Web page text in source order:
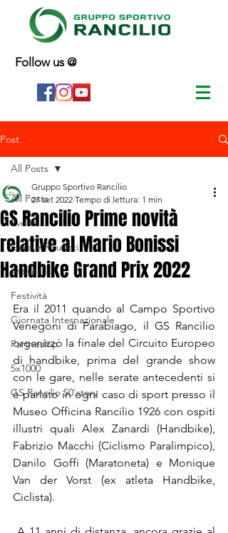
Follow us @
Post
All Posts
Eventi
Gare e Risultati
Attività
Festività
Giornata Internazionale
Partneship
5x1000
GS Rancilio 50'story
All Posts
GS Rancilio Prime novità
relative al Mario Bonissi
Handbike Grand Prix 2022
Gruppo Sportivo Rancilio
27 set 2022 Tempo di lettura: 1 min
Era il 2011 quando al Campo Sportivo
Venegoni di Parabiago, il GS Rancilio
organizzò la finale del Circuito Europeo
di handbike, prima del grande show
con le gare, nelle serate antecedenti si
è parlato in ogni caso di sport presso il
Museo Officina Rancilio 1926 con ospiti
illustri quali Alex Zanardi (Handbike),
Fabrizio Macchi (Ciclismo Paralimpico),
Danilo Goffi (Maratoneta) e Monique
Van der Vorst (ex atleta Handbike,
Ciclista).